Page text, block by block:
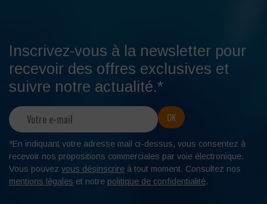
Inscrivez-vous à la newsletter pour
recevoir des offres exclusives et
suivre notre actualité.*
*En indiquant votre adresse mail ci-dessus, vous consentez à
recevoir nos propositions commerciales par voie électronique.
Vous pouvez vous désinscrire à tout moment. Consultez nos
mentions légales et notre politique de confidentialité.